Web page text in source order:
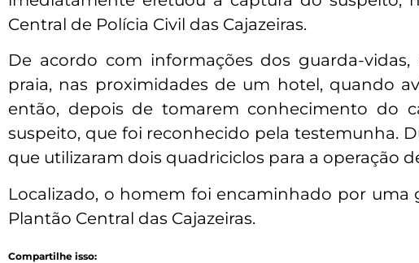
Central de Polícia Civil das Cajazeiras.
De acordo com informações dos guarda-
praia, nas proximidades de um hotel, quando
então, depois de tomarem conhecimento do
suspeito, que foi reconhecido pela testemunha.
que utilizaram dois quadriciclos para a operação
Localizado, o homem foi encaminhado por uma
Plantão Central das Cajazeiras.
Compartilhe isso: